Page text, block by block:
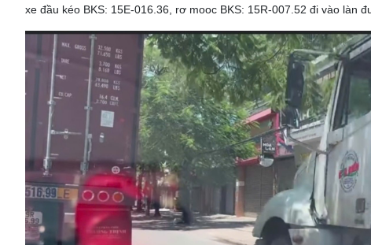
xe đầu kéo BKS: 15E-016.36, rơ mooc BKS: 15R-007.52 đi vào làn